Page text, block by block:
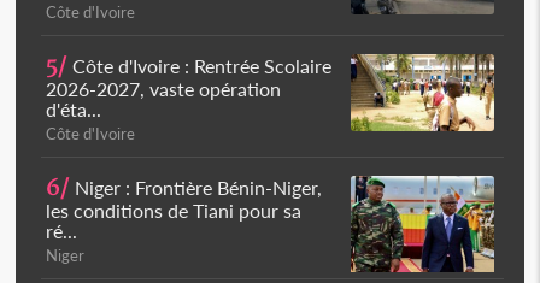
Côte d'Ivoire
5/ Côte d'Ivoire : Rentrée Scolaire
2026-2027, vaste opération
d'éta...
Côte d'Ivoire
6/ Niger : Frontière Bénin-Niger,
les conditions de Tiani pour sa
ré...
Niger